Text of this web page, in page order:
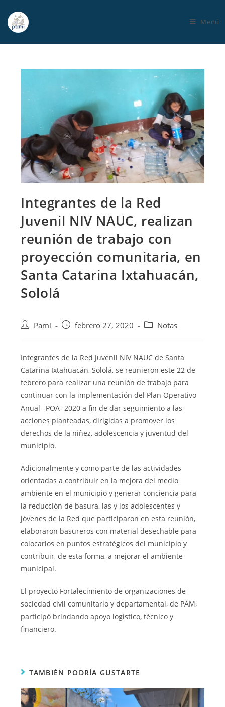
Menú
Integrantes de la Red
Juvenil NIV NAUC, realizan
reunión de trabajo con
proyección comunitaria, en
Santa Catarina Ixtahuacán,
Sololá
Pami febrero 27, 2020 Notas
Integrantes de la Red Juvenil NIV NAUC de Santa
Catarina Ixtahuacán, Sololá, se reunieron este 22 de
febrero para realizar una reunión de trabajo para
continuar con la implementación del Plan Operativo
Anual –POA- 2020 a fin de dar seguimiento a las
acciones planteadas, dirigidas a promover los
derechos de la niñez, adolescencia y juventud del
municipio.
Adicionalmente y como parte de las actividades
orientadas a contribuir en la mejora del medio
ambiente en el municipio y generar conciencia para
la reducción de basura, las y los adolescentes y
jóvenes de la Red que participaron en esta reunión,
elaboraron basureros con material desechable para
colocarlos en puntos estratégicos del municipio y
contribuir, de esta forma, a mejorar el ambiente
municipal.
El proyecto Fortalecimiento de organizaciones de
sociedad civil comunitario y departamental, de PAM,
participó brindando apoyo logístico, técnico y
financiero.
TAMBIÉN PODRÍA GUSTARTE